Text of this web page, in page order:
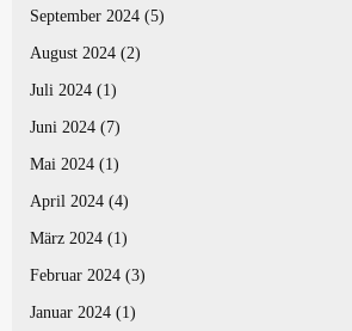
September 2024 (5)
August 2024 (2)
Juli 2024 (1)
Juni 2024 (7)
Mai 2024 (1)
April 2024 (4)
März 2024 (1)
Februar 2024 (3)
Januar 2024 (1)